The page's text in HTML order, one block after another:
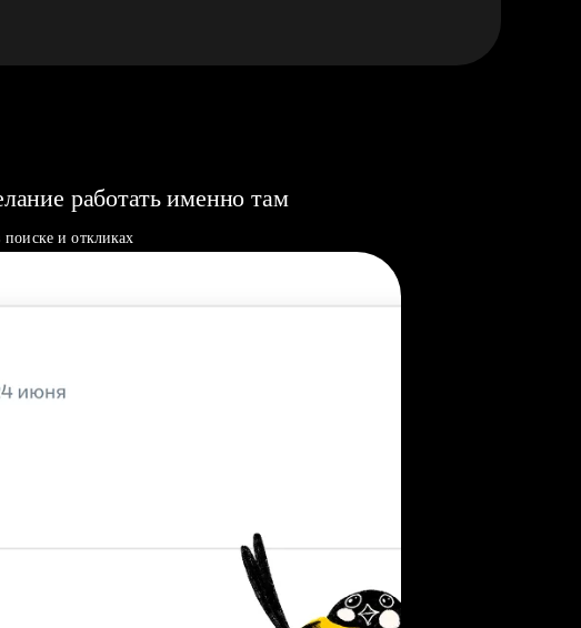
работать именно там
и откликах